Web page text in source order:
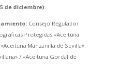
5 de diciembre).
Consejo Regulador
Protegidas «Aceituna
Manzanilla de Sevilla»
/ «Aceituna Gordal de